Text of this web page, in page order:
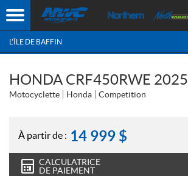
L'ÎLE DE BAFFIN
HONDA CRF450RWE 2025
Motocyclette Honda Competition
À partir de : 14 999 $
CALCULATRICE
DE PAIEMENT